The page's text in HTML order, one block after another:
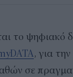
το ψηφιακό
, για
σε